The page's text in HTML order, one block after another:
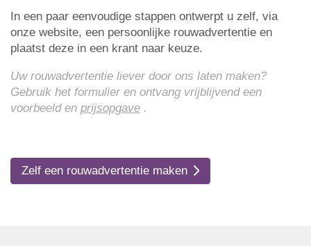
In een paar eenvoudige stappen ontwerpt u zelf, via
onze website, een persoonlijke rouwadvertentie en
plaatst deze in een krant naar keuze.
Uw rouwadvertentie liever door ons laten maken?
Gebruik het formulier en ontvang vrijblijvend een
voorbeeld en prijsopgave .
Zelf een rouwadvertentie maken